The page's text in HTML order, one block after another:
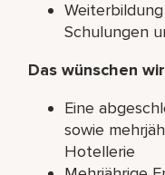
Schulungen
Das wünschen
Eine
sowie
Hotellerie